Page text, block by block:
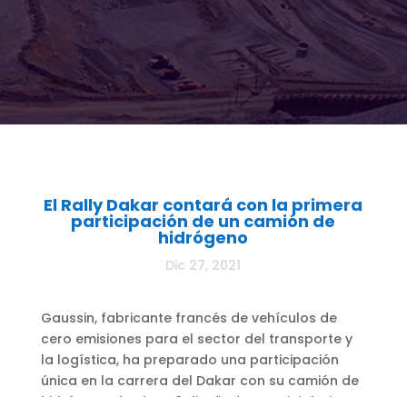
El Rally Dakar contará con la primera
participación de un camión de
hidrógeno
Dic 27, 2021
Gaussin, fabricante francés de vehículos de
cero emisiones para el sector del transporte y
la logística, ha preparado una participación
única en la carrera del Dakar con su camión de